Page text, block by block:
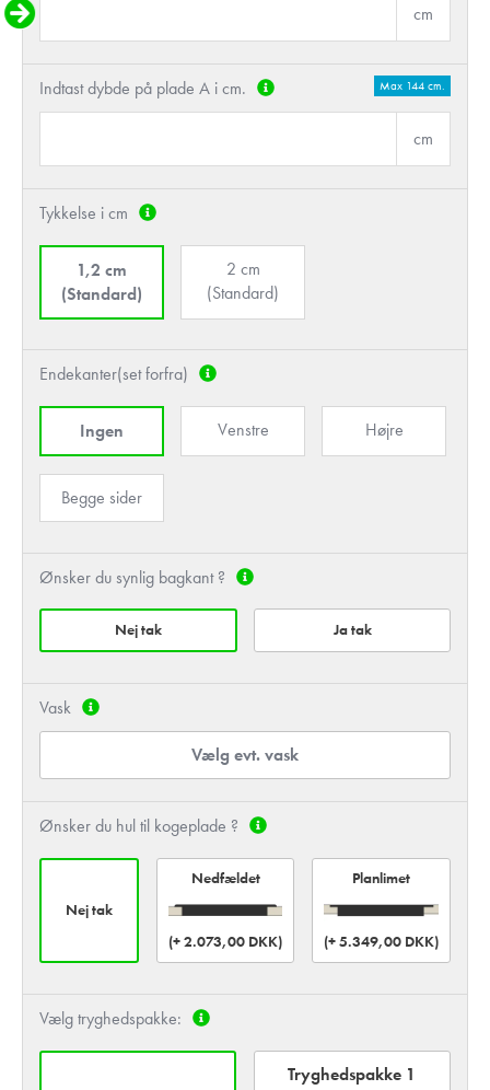
cm
Indtast dybde på plade A i cm. Max 144 cm.
cm
Tykkelse i cm
1,2 cm
(Standard)
2 cm
(Standard)
Endekanter(set forfra)
Ingen Venstre Højre
Begge sider
Ønsker du synlig bagkant ?
Nej tak Ja tak
Vask
Vælg evt. vask
Ønsker du hul til kogeplade ?
Nej tak
Nedfældet
(+ 2.073,00 DKK)
Planlimet
(+ 5.349,00 DKK)
Vælg tryghedspakke:
Tryghedspakke 1